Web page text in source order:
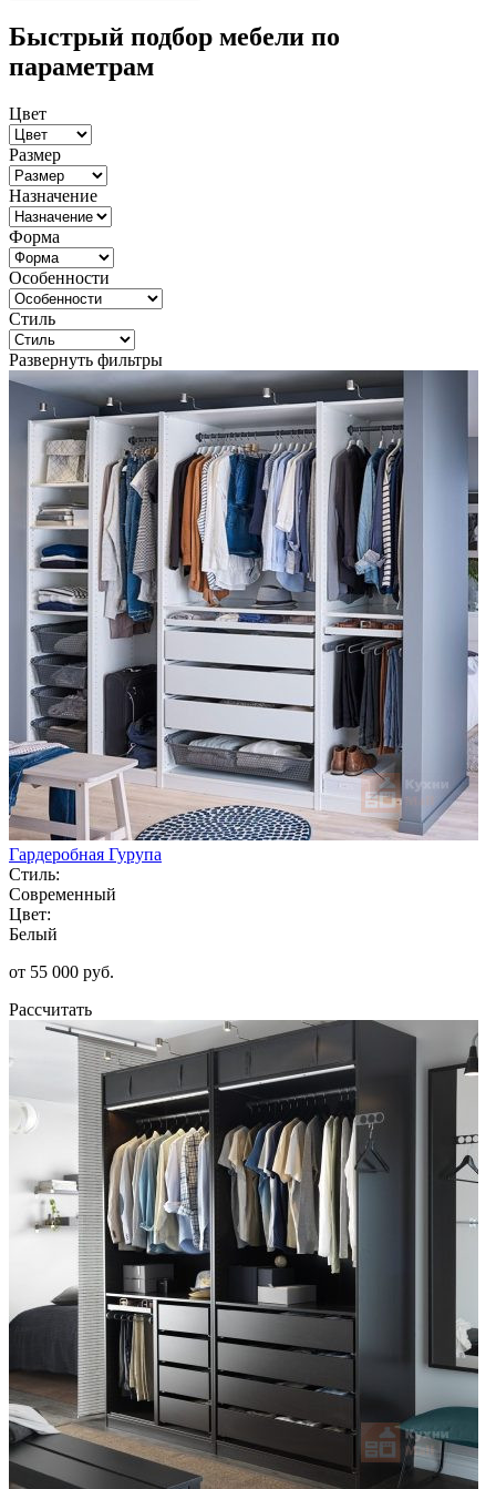
Быстрый подбор мебели по
параметрам
Цвет
Размер
Назначение
Форма
Особенности
Стиль
Развернуть фильтры
Гардеробная Гурупа
Стиль:
Современный
Цвет:
Белый
от 55 000 руб.
Рассчитать